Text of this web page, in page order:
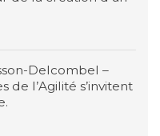
Delcombel –
de l’Agilité s’invitent